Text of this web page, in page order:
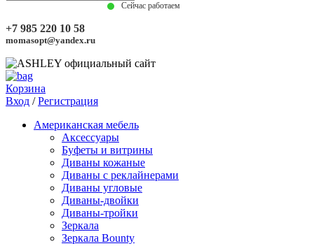
Сейчас работаем
+7 985 220 10 58
momasopt@yandex.ru
Корзина
Вход /Регистрация
Американская мебель
Аксессуары
Буфеты и витрины
Диваны кожаные
Диваны с реклайнерами
Диваны угловые
Диваны-двойки
Диваны-тройки
Зеркала
Зеркала Bounty